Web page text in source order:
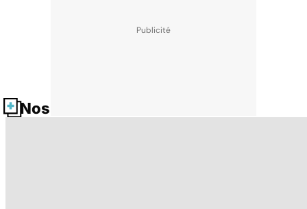
Nos fiches santé